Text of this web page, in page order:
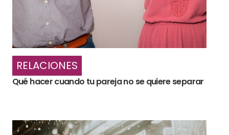
RELACIONES
Qué hacer cuando tu pareja no se quiere separar